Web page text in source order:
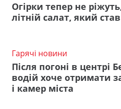
Огірки тепер не
літній салат, який
Гарячі новини
Після погоні в центрі
водій хоче отримати
і камер міста